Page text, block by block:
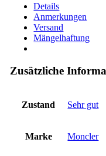
Details
Anmerkungen
Versand
Mängelhaftung
Zusätzliche
Zustand Sehr gut
Marke Moncler